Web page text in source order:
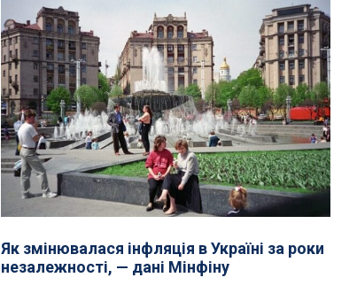
Як змінювалася інфляція в Україні за роки
незалежності, — дані Мінфіну